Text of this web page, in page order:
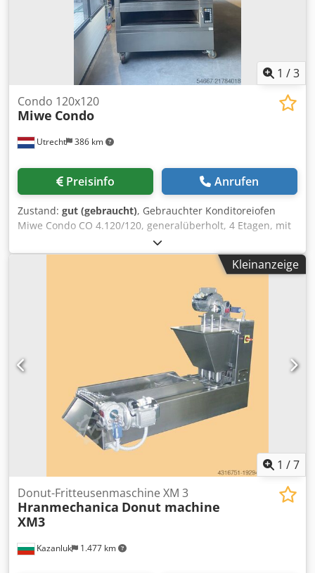
water blaster unit 60Hz with start/stop Allgemeine
Spezifikationen: ----- Leistung des Antriebmotors: 6.0 kW
Volt: 400V (50Hz) - 440V (60Hz) Amp: 12.8A (50Hz) - 12.3A
(60Hz) Abmessungen: 690 mm x 560 mm x 900 mm
Gewicht: 70 kg Inklusive Standardzubehör.
1 /3
Utrecht 386 km
Condo 120x120
Miwe Condo
Preisinfo Anrufen
Zustand: gut (gebraucht), Gebrauchter Konditoreiofen
Miwe Condo CO 4.120/120, generalüberholt, 4 Etagen, mit
Dunstabzugshaube und Backblech, Backflächen 120 x 120
cm, elektrisch, 4 magnetische Lüftungsöffnungen,
Backraumhöhe 20 cm, 47,2 kW, 400/230 V, Djdpfxjy E Hrwe
Kleinanzeige
1 /7
Kazanluk 1.477 km
Donut-Fritteusenmaschine XM 3
Hranmechanica Donut machine
XM3